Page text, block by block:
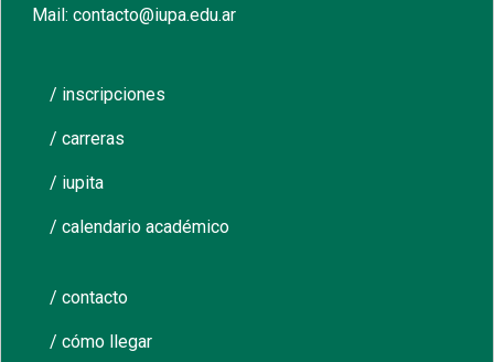
Mail: contacto@iupa.edu.ar
/ inscripciones
/ carreras
/ iupita
/ calendario académico
/ contacto
/ cómo llegar